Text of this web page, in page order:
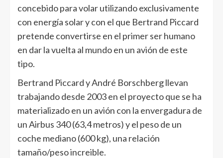
concebido para volar utilizando exclusivamente
con energía solar y con el que Bertrand Piccard
pretende convertirse en el primer ser humano
en dar la vuelta al mundo en un avión de este
tipo.
Bertrand Piccard y André Borschberg llevan
trabajando desde 2003 en el proyecto que se ha
materializado en un avión con la envergadura de
un Airbus 340 (63,4 metros) y el peso de un
coche mediano (600 kg), una relación
tamaño/peso increible.